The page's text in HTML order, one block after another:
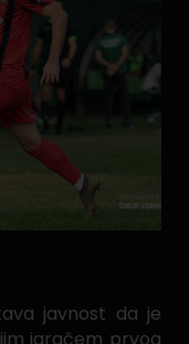
javnost da je
igračem prvog